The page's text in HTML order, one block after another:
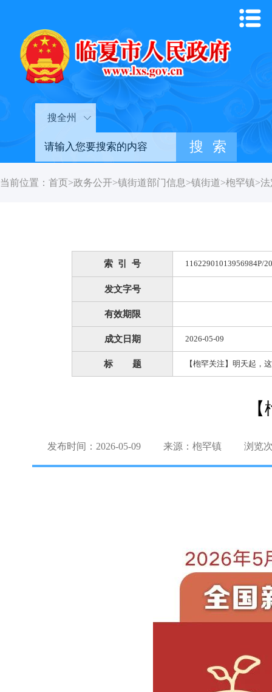
搜全州
当前位置： 首页>政务公开>镇街道部门信息>镇街道>枹罕镇>法
索 引 号 11622901013956984P/
发文字号
有效期限
成文日期 2026-05-09
标 题 【枹罕关注】明天起，
发布时间：2026-05-09 来源：枹罕镇 浏览